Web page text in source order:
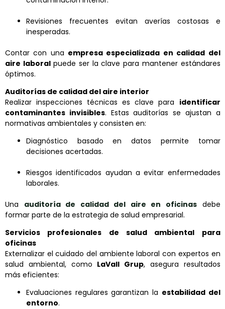
Revisiones frecuentes evitan averías costosas e
inesperadas.
Contar con una empresa especializada en calidad del
aire laboralpuede ser la clave para mantener estándares
óptimos.
Auditorías de calidad del aire interior
Realizar inspecciones técnicas es clave para identificar
contaminantes invisibles. Estas auditorías se ajustan a
normativas ambientales y consisten en:
Diagnóstico basado en datos permite tomar
decisiones acertadas.
Riesgos identificados ayudan a evitar enfermedades
laborales.
Una auditoría de calidad del aire en oficinasdebe
formar parte de la estrategia de salud empresarial.
Servicios profesionales de salud ambiental para
oficinas
Externalizar el cuidado del ambiente laboral con expertos en
salud ambiental, como LaVall Grup, asegura resultados
más eficientes:
Evaluaciones regulares garantizan la estabilidad del
entorno.